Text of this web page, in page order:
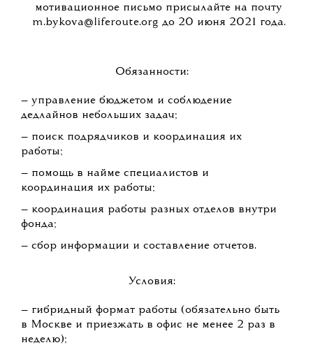
мотивационное письмо присылайте на почту
m.bykova@liferoute.org до 20 июня 2021 года.
Обязанности:
— управление бюджетом и соблюдение
дедлайнов небольших задач;
— поиск подрядчиков и координация их
работы;
— помощь в найме специалистов и
координация их работы;
— координация работы разных отделов внутри
фонда;
— сбор информации и составление отчетов.
Условия:
— гибридный формат работы (обязательно быть
в Москве и приезжать в офис не менее 2 раз в
неделю);